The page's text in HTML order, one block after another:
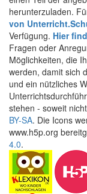
herunterzuladen.
von
Verfügung. Hier
Fragen oder
Möglichkeiten, die
werden, damit sich
und ein nützliches
stehen - soweit
BY-SA. Die Icons
www.h5p.org
4.0.